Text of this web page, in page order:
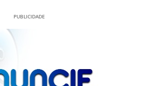
PUBLICIDADE